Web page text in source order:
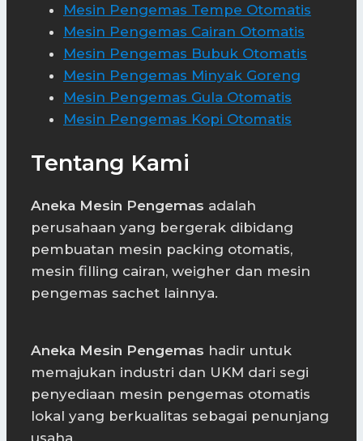
Mesin Pengemas Tempe Otomatis
Mesin Pengemas Cairan Otomatis
Mesin Pengemas Bubuk Otomatis
Mesin Pengemas Minyak Goreng
Mesin Pengemas Gula Otomatis
Mesin Pengemas Kopi Otomatis
Tentang Kami
Aneka Mesin Pengemas adalah
perusahaan yang bergerak dibidang
pembuatan mesin packing otomatis,
mesin filling cairan, weigher dan mesin
pengemas sachet lainnya.
Aneka Mesin Pengemas hadir untuk
memajukan industri dan UKM dari segi
penyediaan mesin pengemas otomatis
lokal yang berkualitas sebagai penunjang
usaha.